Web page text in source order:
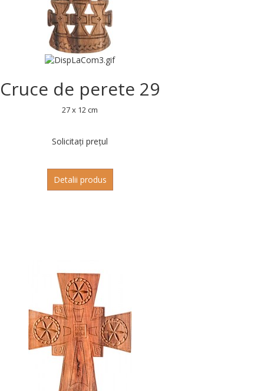
Cruce de perete 29
27 x 12 cm
Solicitați prețul
Detalii produs